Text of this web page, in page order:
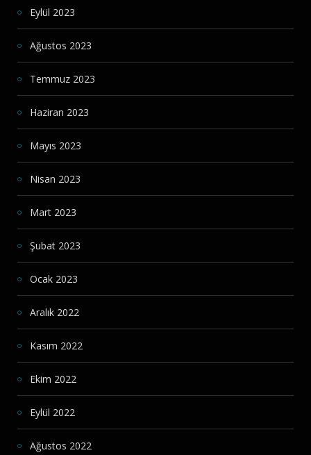
Eylül 2023
Ağustos 2023
Temmuz 2023
Haziran 2023
Mayıs 2023
Nisan 2023
Mart 2023
Şubat 2023
Ocak 2023
Aralık 2022
Kasım 2022
Ekim 2022
Eylül 2022
Ağustos 2022